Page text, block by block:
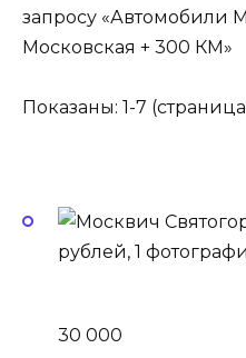
запросу «Автомобили
Московская + 300 КМ»
Показаны: 1-7
30 000